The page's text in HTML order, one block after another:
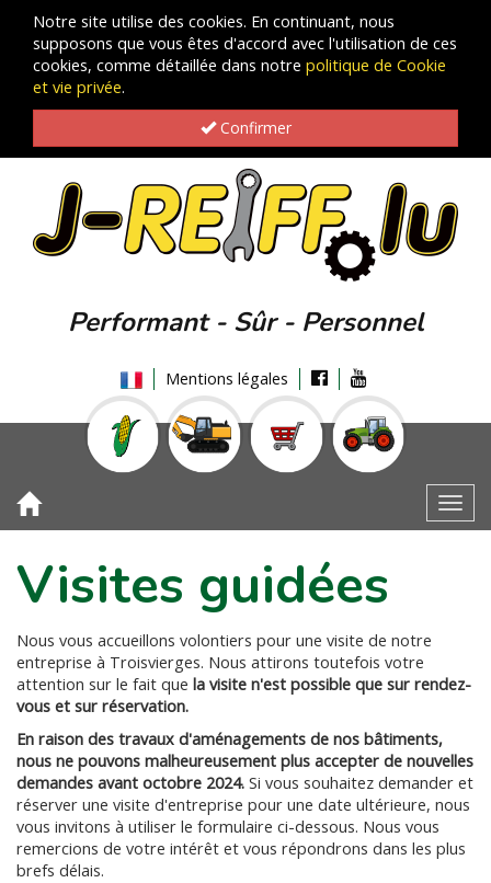
Notre site utilise des cookies. En continuant, nous
supposons que vous êtes d'accord avec l'utilisation de ces
cookies, comme détaillée dans notre politique de Cookie
et vie privée.
Confirmer
Performant - Sûr - Personnel
Mentions légales
Visites guidées
Nous vous accueillons volontiers pour une visite de notre
entreprise à Troisvierges. Nous attirons toutefois votre
attention sur le fait que la visite n'est possible que sur rendez-
vous et sur réservation.
En raison des travaux d'aménagements de nos bâtiments,
nous ne pouvons malheureusement plus accepter de nouvelles
demandes avant octobre 2024. Si vous souhaitez demander et
réserver une visite d'entreprise pour une date ultérieure, nous
vous invitons à utiliser le formulaire ci-dessous. Nous vous
remercions de votre intérêt et vous répondrons dans les plus
brefs délais.